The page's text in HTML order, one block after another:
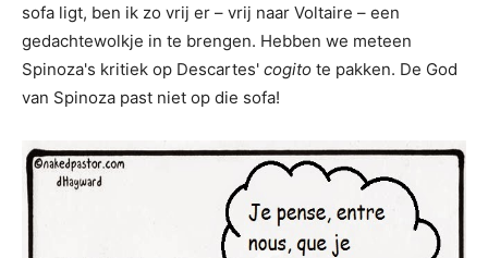
sofa ligt, ben ik zo vrij er – vrij naar Voltaire – een
gedachtewolkje in te brengen. Hebben we meteen
Spinoza's kritiek op Descartes' cogito te pakken. De God
van Spinoza past niet op die sofa!